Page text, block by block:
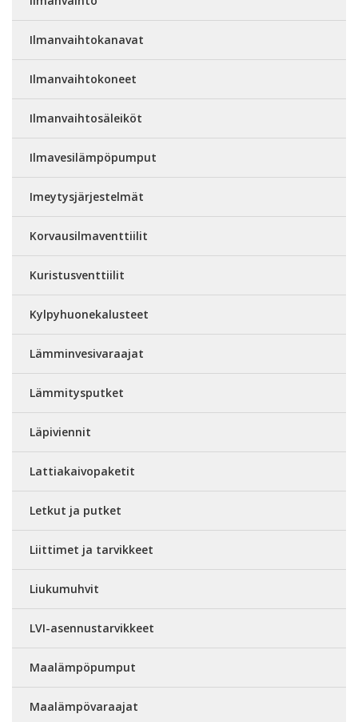
Ilmanvaihtokanavat
Ilmanvaihtokoneet
Ilmanvaihtosäleiköt
Ilmavesilämpöpumput
Imeytysjärjestelmät
Korvausilmaventtiilit
Kuristusventtiilit
Kylpyhuonekalusteet
Lämminvesivaraajat
Lämmitysputket
Läpiviennit
Lattiakaivopaketit
Letkut ja putket
Liittimet ja tarvikkeet
Liukumuhvit
LVI-asennustarvikkeet
Maalämpöpumput
Maalämpövaraajat